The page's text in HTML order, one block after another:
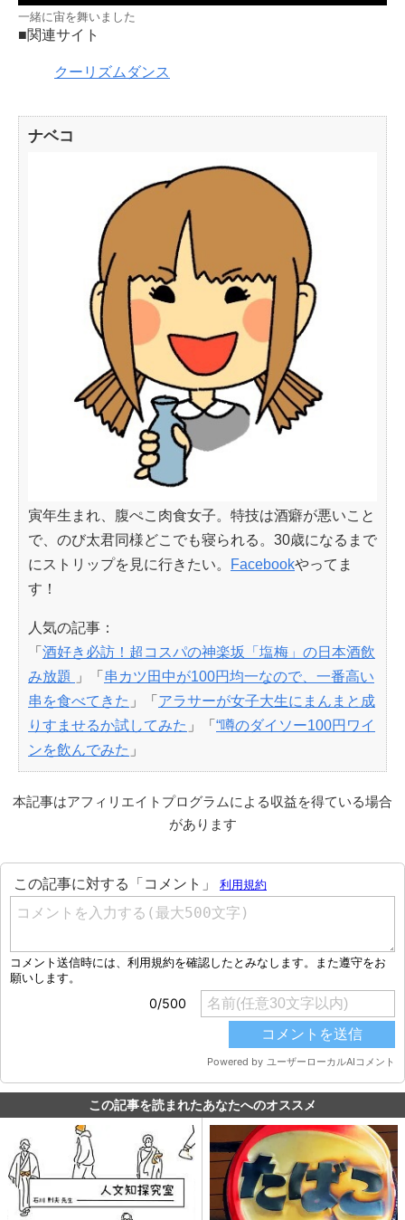
一緒に宙を舞いました
■関連サイト
クーリズムダンス
ナベコ
寅年生まれ、腹ぺこ肉食女子。特技は酒癖が悪いこと
で、のび太君同様どこでも寝られる。30歳になるまで
にストリップを見に行きたい。
Facebookやってま
す！
人気の記事：
「 酒好き必訪！超コスパの神楽坂「塩梅」の日本酒飲
み放題
」「 串カツ田中が100円均一なので、一番高い
串を食べてきた 」「 アラサーが女子大生にまんまと成
りすませるか試してみた 」「 “噂のダイソー100円ワイ
ンを飲んでみた 」
本記事はアフィリエイトプログラムによる収益を得ている場合
があります
この記事を読まれたあなたへのオススメ